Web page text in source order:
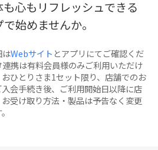
心もリフレッシュできる
始めませんか。
はWebサイト とアプリにてご確認くだ
携は有料会員様のみご利用いただけ
ひとりさま1セット限り、店舗でのお
会手続き後、ご利用開始日以降に店
受け取り方法・製品は予告なく変更